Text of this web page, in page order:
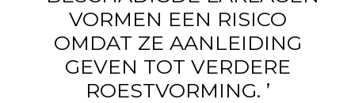
VORMEN EEN RISICO
OMDAT ZE AANLEIDING
GEVEN TOT VERDERE
ROESTVORMING. ’